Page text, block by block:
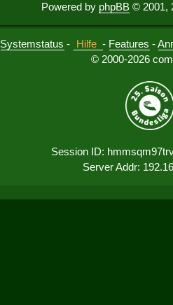
Powered by phpBB © 2001,
Systemstatus - Hilfe - Features -
© 2000-2026
Session ID:
Server Addr: